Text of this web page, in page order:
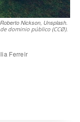
Roberto Nickson, Unsplash.
dominio público (CCØ).
Ferreir